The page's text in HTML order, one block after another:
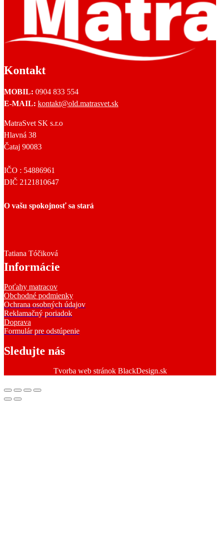
Kontakt
MOBIL: 0904 833 554
E-MAIL: kontakt@old.matrasvet.sk
MatraSvet SK s.r.o
Hlavná 38
Čataj 90083
IČO : 54886961
DIČ 2121810647
O vašu spokojnosť sa stará
Tatiana Tóčiková
Informácie
Poťahy matracov
Obchodné podmienky
Ochrana osobných údajov
Reklamačný poriadok
Doprava
Formulár pre odstúpenie
Sledujte nás
Tvorba web stránok BlackDesign.sk